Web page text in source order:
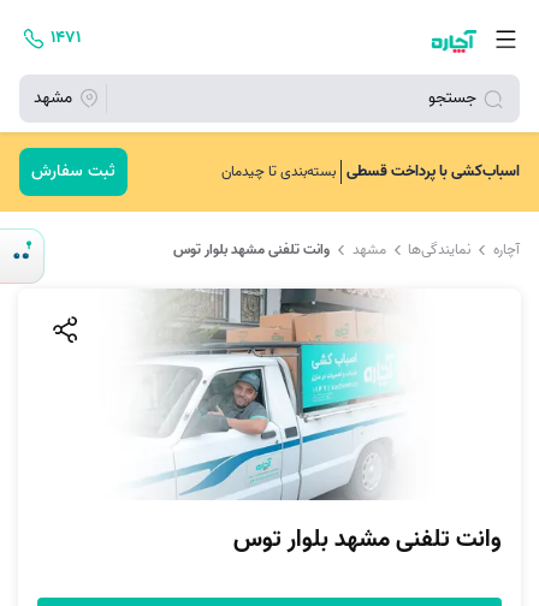
جستجو مشهد
۱۴۷۱
اسباب‌کشی با پرداخت قسطی بسته‌بندی تا چیدمان ثبت سفارش
آچاره نمایندگی‌ها مشهد وانت تلفنی مشهد بلوار توس
وانت تلفنی مشهد بلوار توس